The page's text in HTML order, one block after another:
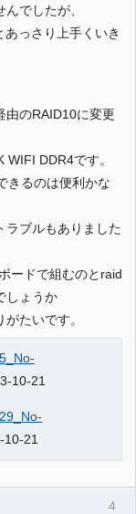
でしたが、
っさり上手くいき
由のRAID10に変更
DDR4です。
きるのは便利かな
ラブルもありました
ードで組むのとraid
しょうか
たいです。
10-21
21
4